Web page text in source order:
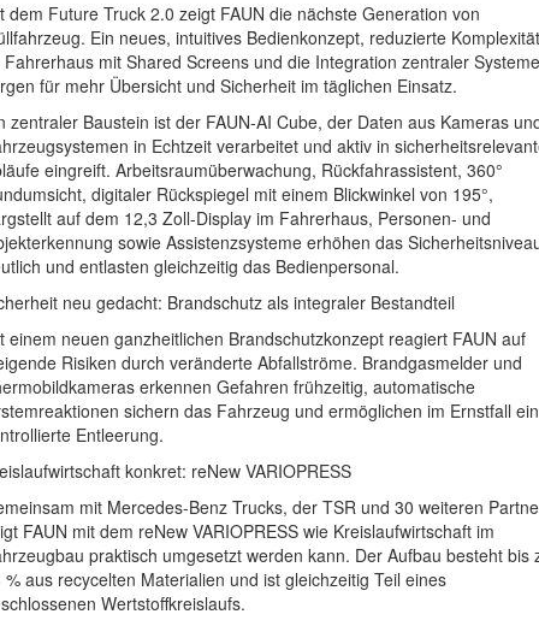
dem Future Truck 2.0 zeigt FAUN die nächste Generation von
Ein neues, intuitives Bedienkonzept, reduzierte Komplexität
Fahrerhaus mit Shared Screens und die Integration zentraler Systeme
für mehr Übersicht und Sicherheit im täglichen Einsatz.
zentraler Baustein ist der FAUN-AI Cube, der Daten aus Kameras
in Echtzeit verarbeitet und aktiv in
eingreift. Arbeitsraumüberwachung, Rückfahrassistent, 360°
digitaler Rückspiegel mit einem Blickwinkel von 195°,
auf dem 12,3 Zoll-Display im Fahrerhaus, Personen- und
sowie Assistenzsysteme erhöhen das
und entlasten gleichzeitig das Bedienpersonal.
neu gedacht: Brandschutz als integraler Bestandteil
einem neuen ganzheitlichen Brandschutzkonzept reagiert FAUN auf
Risiken durch veränderte Abfallströme. Brandgasmelder und
erkennen Gefahren frühzeitig, automatische
sichern das Fahrzeug und ermöglichen im Ernstfall
Entleerung.
konkret: reNew VARIOPRESS
mit Mercedes-Benz Trucks, der TSR und 30 weiteren
FAUN mit dem reNew VARIOPRESS wie Kreislaufwirtschaft im
praktisch umgesetzt werden kann. Der Aufbau besteht bis
% aus recycelten Materialien und ist gleichzeitig Teil eines
Wertstoffkreislaufs.